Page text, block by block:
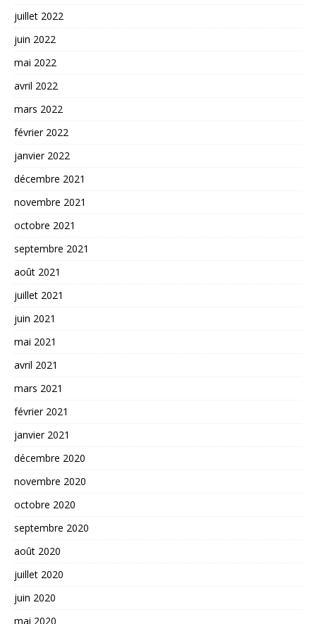
juillet 2022
juin 2022
mai 2022
avril 2022
mars 2022
février 2022
janvier 2022
décembre 2021
novembre 2021
octobre 2021
septembre 2021
août 2021
juillet 2021
juin 2021
mai 2021
avril 2021
mars 2021
février 2021
janvier 2021
décembre 2020
novembre 2020
octobre 2020
septembre 2020
août 2020
juillet 2020
juin 2020
mai 2020